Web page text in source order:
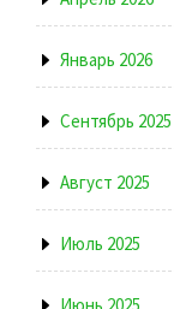
Январь 2026
Сентябрь 2025
Август 2025
Июль 2025